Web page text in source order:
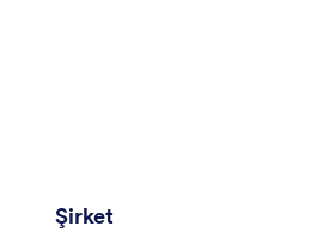
Şirket